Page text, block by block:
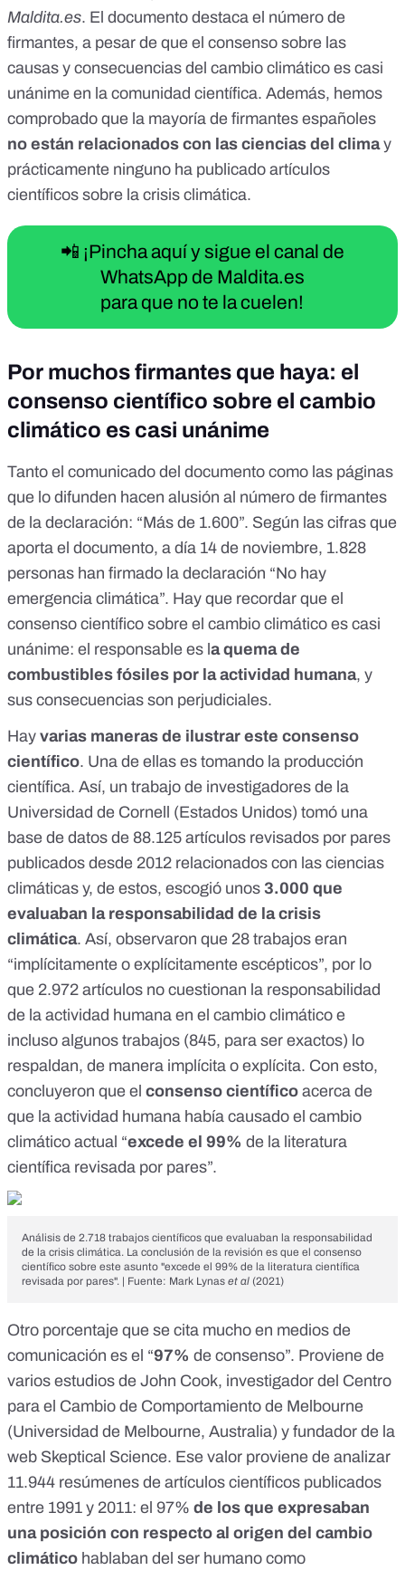
Maldita.es. El documento destaca el número de
firmantes, a pesar de que el consenso sobre las
causas y consecuencias del cambio climático es casi
unánime en la comunidad científica. Además, hemos
comprobado que la mayoría de firmantes españoles
no están relacionados con las ciencias del climay
prácticamente ninguno ha publicado artículos
científicos sobre la crisis climática.
📲 ¡Pincha aquí y sigue el canal de
WhatsApp de Maldita.es
para que no te la cuelen!
Por muchos firmantes que haya: el
consenso científico sobre el cambio
climático es casi unánime
Tanto el comunicado del documento como las páginas
que lo difunden hacen alusión al número de firmantes
de la declaración: “Más de 1.600”. Según las cifras que
aporta el documento, a día 14 de noviembre, 1.828
personas han firmado la declaración “No hay
emergencia climática”. Hay que recordar que el
consenso científico sobre el cambio climático es casi
unánime: el responsable es l a quema de
combustibles fósiles por la actividad humana, y
sus consecuencias son perjudiciales.
Hay varias maneras de ilustrar este consenso
científico. Una de ellas es tomando la producción
científica. Así, un trabajo de investigadores de la
Universidad de Cornell
(Estados Unidos) tomó una
base de datos de 88.125 artículos revisados por pares
publicados desde 2012 relacionados con las ciencias
climáticas y, de estos, escogió unos 3.000 que
evaluaban la responsabilidad de la crisis
climática. Así, observaron que 28 trabajos eran
“implícitamente o explícitamente escépticos”, por lo
que 2.972 artículos no cuestionan la responsabilidad
de la actividad humana en el cambio climático e
incluso algunos trabajos (845, para ser exactos) lo
respaldan, de manera implícita o explícita. Con esto,
concluyeron que el consenso científico acerca de
que la actividad humana había causado el cambio
climático actual “excede el 99% de la literatura
científica revisada por pares”.
Análisis de 2.718 trabajos científicos que evaluaban la responsabilidad
de la crisis climática. La conclusión de la revisión es que el consenso
científico sobre este asunto "excede el 99% de la literatura científica
revisada por pares". | Fuente: Mark Lynas et al (2021)
Otro porcentaje que se cita mucho en medios de
comunicación es el “97% de consenso”. Proviene de
varios estudios de John Cook, investigador del Centro
para el Cambio de Comportamiento de Melbourne
(Universidad de Melbourne, Australia) y fundador de la
web Skeptical Science. Ese valor proviene de analizar
11.944 resúmenes de artículos científicos publicados
entre 1991 y 2011: el 97% de los que expresaban
una posición con respecto al origen del cambio
climático hablaban del ser humano como